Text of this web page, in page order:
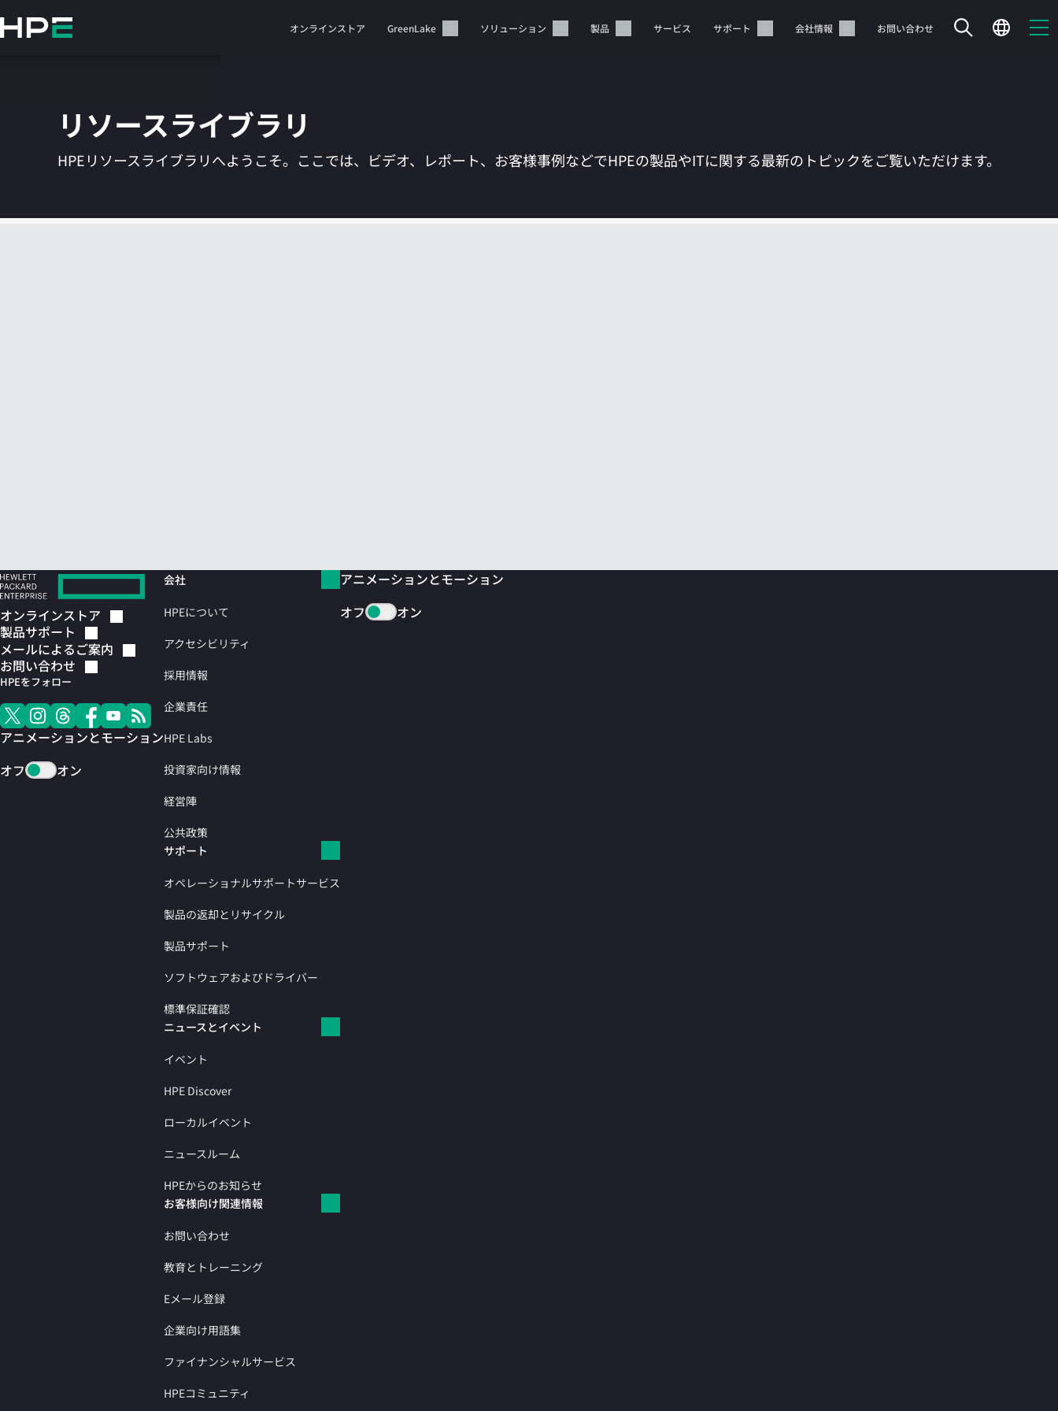
イ
ッ
オンラインストア GreenLake ソリューション 製品 サービス サポート 会社情報 お問い合わせ
カートは空です
リソースライブラリ
HPEリソースライブラリへようこそ。ここでは、ビデオ、レポート、お客様事例などでHPEの製品やITに関する最新のトピックをご覧いただけます。
オンラインストア
製品サポート
メールによるご案内
お問い合わせ
HPEをフォロー
アニメーションとモーション
オフ
オン
会社
HPEについて
アクセシビリティ
採用情報
企業責任
HPE Labs
投資家向け情報
経営陣
公共政策
サポート
オペレーショナルサポートサービス
製品の返却とリサイクル
製品サポート
ソフトウェアおよびドライバー
標準保証確認
ニュースとイベント
イベント
HPE Discover
ローカルイベント
ニュースルーム
HPEからのお知らせ
お客様向け関連情報
お問い合わせ
教育とトレーニング
Eメール登録
企業向け用語集
ファイナンシャルサービス
HPEコミュニティ
アニメーションとモーション
オフ
オン